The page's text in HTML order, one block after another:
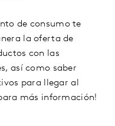
de consumo te
la oferta de
con las
así como saber
para llegar al
más información!